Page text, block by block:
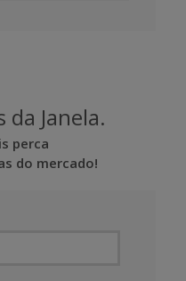
da Janela.
perca
do mercado!